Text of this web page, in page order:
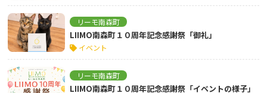
リーモ南森町
LIIMO南森町１０周年記念感謝祭「御礼」
イベント
リーモ南森町
LIIMO南森町１０周年記念感謝祭「イベントの様子」